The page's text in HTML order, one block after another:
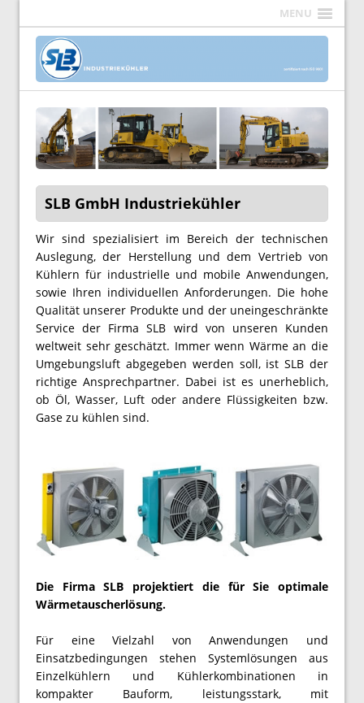
MENU
SLB GmbH Industriekühler
Wir sind spezialisiert im Bereich der technischen
Auslegung, der Herstellung und dem Vertrieb von
Kühlern für industrielle und mobile Anwendungen,
sowie Ihren individuellen Anforderungen. Die hohe
Qualität unserer Produkte und der uneingeschränkte
Service der Firma SLB wird von unseren Kunden
weltweit sehr geschätzt. Immer wenn Wärme an die
Umgebungsluft abgegeben werden soll, ist SLB der
richtige Ansprechpartner. Dabei ist es unerheblich,
ob Öl, Wasser, Luft oder andere Flüssigkeiten bzw.
Gase zu kühlen sind.
Die Firma SLB projektiert die für Sie optimale
Wärmetauscherlösung.
Für eine Vielzahl von Anwendungen und
Einsatzbedingungen stehen Systemlösungen aus
Einzelkühlern und Kühlerkombinationen in
kompakter Bauform, leistungsstark, mit